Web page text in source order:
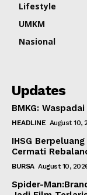
Lifestyle
UMKM
Nasional
Updates
BMKG:
HEADLINE August 10,
IHSG
Cermati
BURSA August 10,
Spider-